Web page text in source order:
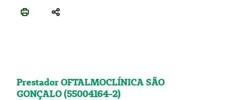
Prestador OFTALMOCLÍNICA SÃO
GONÇALO (55004164-2)